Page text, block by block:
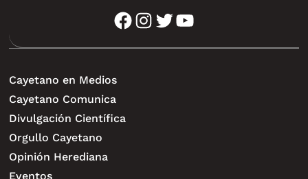
facebook instagram twitter youtube
Cayetano en Medios
Cayetano Comunica
Divulgación Científica
Orgullo Cayetano
Opinión Herediana
Eventos